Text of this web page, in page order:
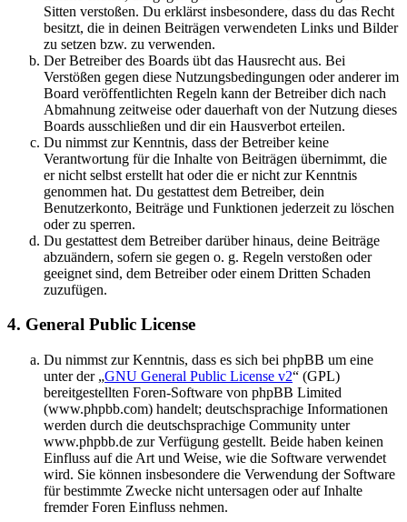
Sitten verstoßen. Du erklärst insbesondere, dass du das Recht
besitzt, die in deinen Beiträgen verwendeten Links und Bilder
zu setzen bzw. zu verwenden.
Der Betreiber des Boards übt das Hausrecht aus. Bei
Verstößen gegen diese Nutzungsbedingungen oder anderer im
Board veröffentlichten Regeln kann der Betreiber dich nach
Abmahnung zeitweise oder dauerhaft von der Nutzung dieses
Boards ausschließen und dir ein Hausverbot erteilen.
Du nimmst zur Kenntnis, dass der Betreiber keine
Verantwortung für die Inhalte von Beiträgen übernimmt, die
er nicht selbst erstellt hat oder die er nicht zur Kenntnis
genommen hat. Du gestattest dem Betreiber, dein
Benutzerkonto, Beiträge und Funktionen jederzeit zu löschen
oder zu sperren.
Du gestattest dem Betreiber darüber hinaus, deine Beiträge
abzuändern, sofern sie gegen o. g. Regeln verstoßen oder
geeignet sind, dem Betreiber oder einem Dritten Schaden
zuzufügen.
4. General Public License
Du nimmst zur Kenntnis, dass es sich bei phpBB um eine
unter der „GNU General Public License v2“ (GPL)
bereitgestellten Foren-Software von phpBB Limited
(www.phpbb.com) handelt; deutschsprachige Informationen
werden durch die deutschsprachige Community unter
www.phpbb.de zur Verfügung gestellt. Beide haben keinen
Einfluss auf die Art und Weise, wie die Software verwendet
wird. Sie können insbesondere die Verwendung der Software
für bestimmte Zwecke nicht untersagen oder auf Inhalte
fremder Foren Einfluss nehmen.